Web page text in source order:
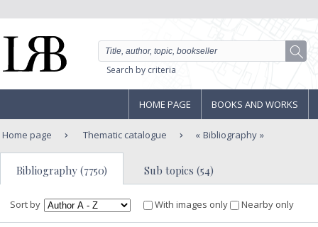
Search by criteria
HOME PAGE BOOKS AND WORKS
Home page Thematic catalogue Bibliography
Bibliography (7750) Sub topics (54)
Sort by With images only Nearby only